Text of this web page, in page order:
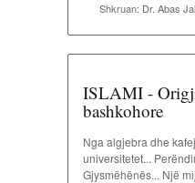
Shkruan: Dr. Abas
ISLAMI -
bashkohore
Nga algjebra dhe
universitetet...
Gjysmëhënës... Një